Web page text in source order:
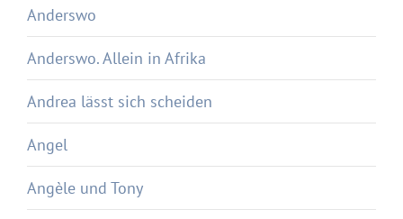
Anderswo
Anderswo. Allein in Afrika
Andrea lässt sich scheiden
Angel
Angèle und Tony